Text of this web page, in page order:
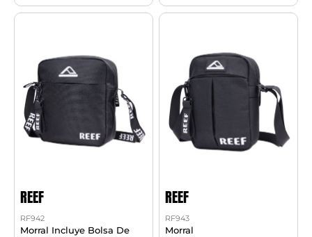
REEF
RF942
Morral Incluye Bolsa De
REEF
RF943
Morral